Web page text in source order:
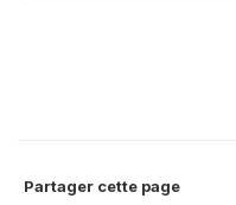
Partager cette page